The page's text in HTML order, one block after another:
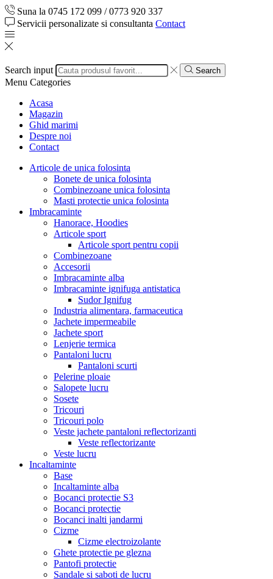
Suna la 0745 172 099 / 0773 920 337
Servicii personalizate si consultanta Contact
Search input Search
Menu Categories
Acasa
Magazin
Ghid marimi
Despre noi
Contact
Articole de unica folosinta
Bonete de unica folosinta
Combinezoane unica folosinta
Masti protectie unica folosinta
Imbracaminte
Hanorace, Hoodies
Articole sport
Articole sport pentru copii
Combinezoane
Accesorii
Imbracaminte alba
Imbracaminte ignifuga antistatica
Sudor Ignifug
Industria alimentara, farmaceutica
Jachete impermeabile
Jachete sport
Lenjerie termica
Pantaloni lucru
Pantaloni scurti
Pelerine ploaie
Salopete lucru
Sosete
Tricouri
Tricouri polo
Veste jachete pantaloni reflectorizanti
Veste reflectorizante
Veste lucru
Incaltaminte
Base
Incaltaminte alba
Bocanci protectie S3
Bocanci protectie
Bocanci inalti jandarmi
Cizme
Cizme electroizolante
Ghete protectie pe glezna
Pantofi protectie
Sandale si saboti de lucru